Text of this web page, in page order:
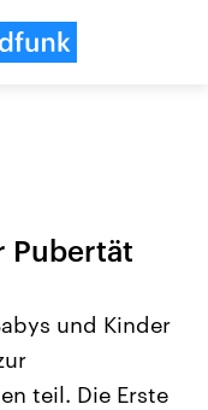
Pubertät
und Kinder
teil. Die Erste